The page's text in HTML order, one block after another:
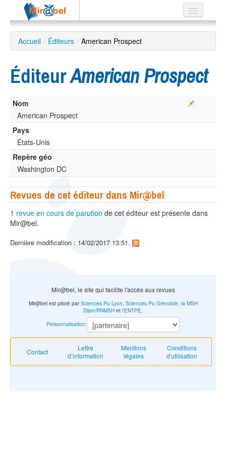
Le réseau
Soutien
Listes
avancée
EN
ES
?
Accueil / Éditeurs / American Prospect
ÉditeurAmerican Prospect
Nom
American Prospect
Pays
États-Unis
Repère géo
Washington DC
Revues de cet éditeur dans Mir@bel
1 revue en cours de parution de cet éditeur est présente dans
Mir@bel.
Dernière modification : 14/02/2017 13:51.
Mir@bel, le site qui facilite l'accès aux revues
Contact
Lettre
d’information
Mentions
légales
Conditions
d'utilisation
Mir@bel est piloté parSciences Po Lyon, Sciences Po Grenoble, la MSH
Dijon/RNMSH et l'ENTPE.
Personnalisation: